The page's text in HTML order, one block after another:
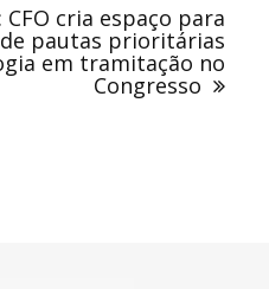
cria espaço para
pautas prioritárias
em tramitação no
Congresso